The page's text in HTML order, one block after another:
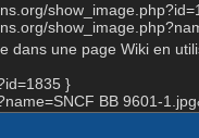
dans une page Wiki en
}
BB 9601-